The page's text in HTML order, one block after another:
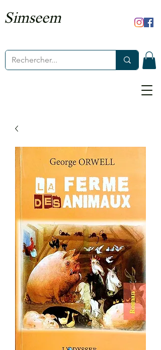
Simseem